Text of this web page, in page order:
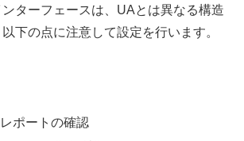
ターフェースは、UAとは異なる構造
下の点に注意して設定を行います。
ポートの確認